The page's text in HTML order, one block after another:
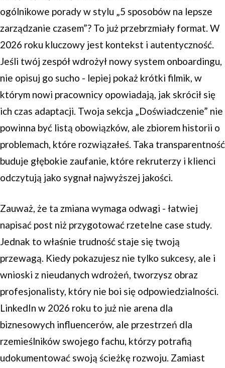
ogólnikowe porady w stylu „5 sposobów na lepsze
zarządzanie czasem”? To już przebrzmiały format. W
2026 roku kluczowy jest kontekst i autentyczność.
Jeśli twój zespół wdrożył nowy system onboardingu,
nie opisuj go sucho - lepiej pokaż krótki filmik, w
którym nowi pracownicy opowiadają, jak skrócił się
ich czas adaptacji. Twoja sekcja „Doświadczenie” nie
powinna być listą obowiązków, ale zbiorem historii o
problemach, które rozwiązałeś. Taka transparentność
buduje głębokie zaufanie, które rekruterzy i klienci
odczytują jako sygnał najwyższej jakości.
Zauważ, że ta zmiana wymaga odwagi - łatwiej
napisać post niż przygotować rzetelne case study.
Jednak to właśnie trudność staje się twoją
przewagą. Kiedy pokazujesz nie tylko sukcesy, ale i
wnioski z nieudanych wdrożeń, tworzysz obraz
profesjonalisty, który nie boi się odpowiedzialności.
LinkedIn w 2026 roku to już nie arena dla
biznesowych influencerów, ale przestrzeń dla
rzemieślników swojego fachu, którzy potrafią
udokumentować swoją ścieżkę rozwoju. Zamiast